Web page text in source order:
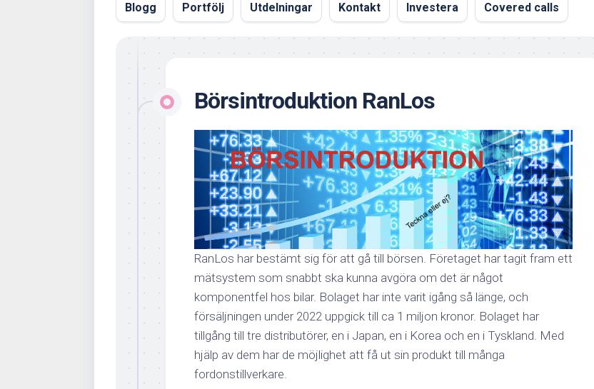
Blogg Portfölj Utdelningar Kontakt Investera Covered calls
Börsintroduktion RanLos
RanLos har bestämt sig för att gå till börsen. Företaget har tagit fram ett
mätsystem som snabbt ska kunna avgöra om det är något
komponentfel hos bilar. Bolaget har inte varit igång så länge, och
försäljningen under 2022 uppgick till ca 1 miljon kronor. Bolaget har
tillgång till tre distributörer, en i Japan, en i Korea och en i Tyskland. Med
hjälp av dem har de möjlighet att få ut sin produkt till många
fordonstillverkare.